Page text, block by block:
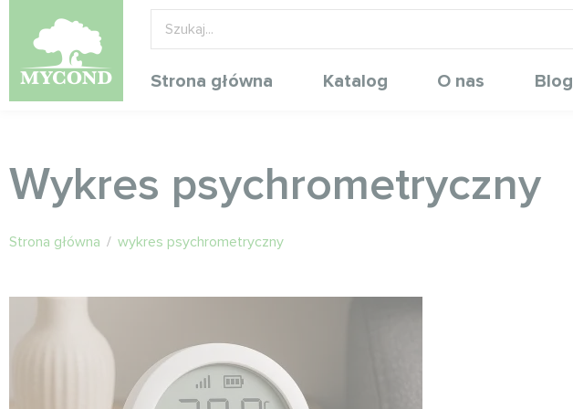
Strona główna Katalog O nas Blog
Wykres psychrometryczny
Strona główna / wykres psychrometryczny